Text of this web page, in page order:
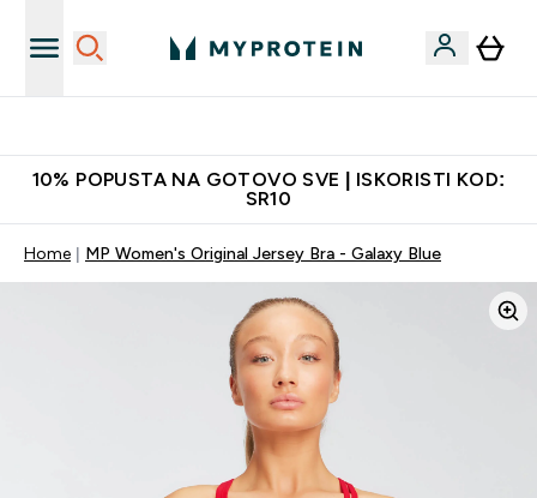
10% POPUSTA NA GOTOVO SVE | ISKORISTI KOD:
SR10
Home MP Women's Original Jersey Bra - Galaxy Blue